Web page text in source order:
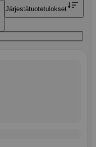
Järjestätuotetulokset